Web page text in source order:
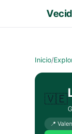
Inicio/
🇻🇪
📍